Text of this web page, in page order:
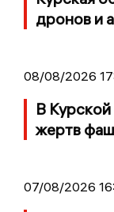
дронов и
08/08/2026
В
жертв
07/08/2026